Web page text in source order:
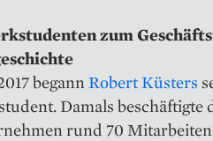
zum
begann Robert Küsters
Damals beschäftigte
rund 70